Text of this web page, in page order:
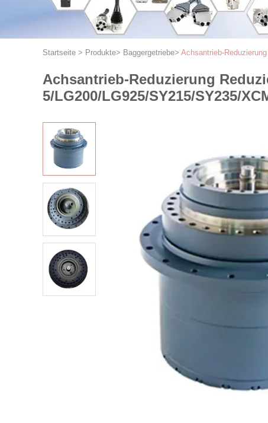
Startseite > Produkte> Baggergetriebe> Achsantrieb-
Achsantrieb-Reduzierung
5/LG200/LG925/SY215/SY235/